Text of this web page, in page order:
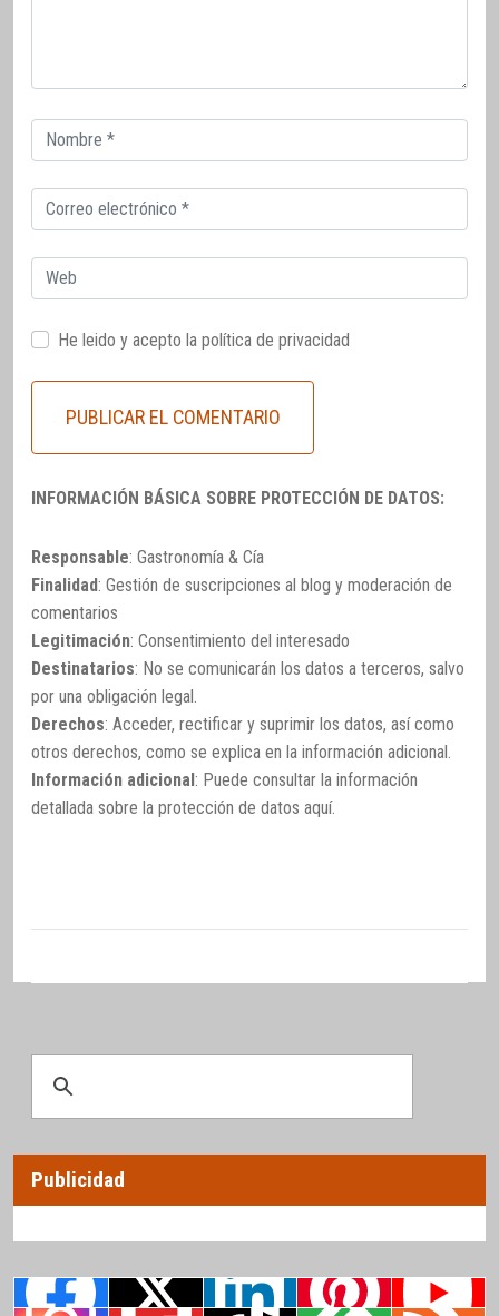
Correo
electrónico
Correo
electrónico
Web
He leido y acepto la política de privacidad
INFORMACIÓN BÁSICA SOBRE PROTECCIÓN DE DATOS:
Responsable: Gastronomía & Cía
Finalidad: Gestión de suscripciones al blog y moderación de
comentarios
Legitimación: Consentimiento del interesado
Destinatarios: No se comunicarán los datos a terceros, salvo
por una obligación legal.
Derechos: Acceder, rectificar y suprimir los datos, así como
otros derechos, como se explica en la información adicional.
Información adicional: Puede consultar la información
detallada sobre la protección de datos aquí.
Publicidad